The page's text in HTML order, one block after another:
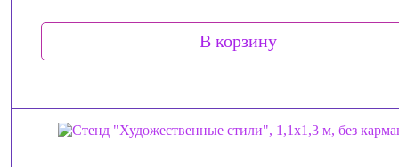
В корзину